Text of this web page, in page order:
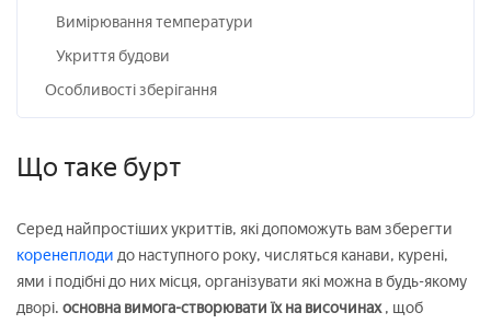
Вимірювання температури
Укриття будови
Особливості зберігання
Що таке бурт
Серед найпростіших укриттів, які допоможуть вам зберегти
коренеплоди до наступного року, числяться канави, курені,
ями і подібні до них місця, організувати які можна в будь-якому
дворі. основна вимога-створювати їх на височинах, щоб